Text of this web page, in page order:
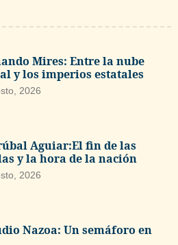
Mires: Entre la nube
y los imperios estatales
2026
Aguiar:El fin de las
y la hora de la nación
2026
Nazoa: Un semáforo en